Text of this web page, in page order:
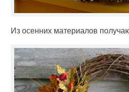
Из осенних материалов